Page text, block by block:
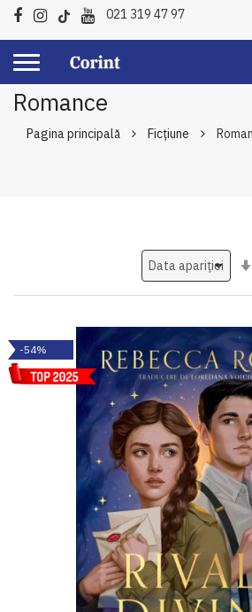
021 319 47 97
Romance
Pagina principală Ficțiune
-54%